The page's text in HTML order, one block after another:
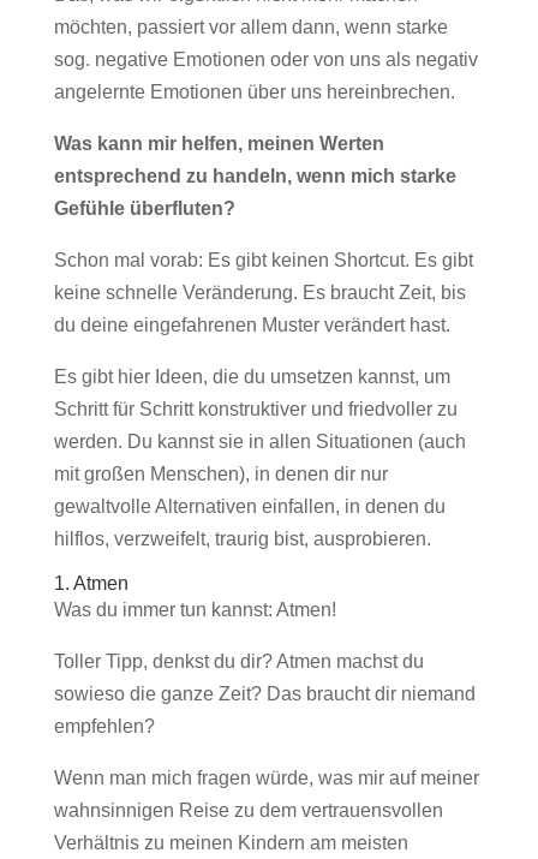
möchten, passiert vor allem dann, wenn starke
sog. negative Emotionen oder von uns als negativ
angelernte Emotionen über uns hereinbrechen.
Was kann mir helfen, meinen Werten
entsprechend zu handeln, wenn mich starke
Gefühle überfluten?
Schon mal vorab: Es gibt keinen Shortcut. Es gibt
keine schnelle Veränderung. Es braucht Zeit, bis
du deine eingefahrenen Muster verändert hast.
Es gibt hier Ideen, die du umsetzen kannst, um
Schritt für Schritt konstruktiver und friedvoller zu
werden. Du kannst sie in allen Situationen (auch
mit großen Menschen), in denen dir nur
gewaltvolle Alternativen einfallen, in denen du
hilflos, verzweifelt, traurig bist, ausprobieren.
1. Atmen
Was du immer tun kannst: Atmen!
Toller Tipp, denkst du dir? Atmen machst du
sowieso die ganze Zeit? Das braucht dir niemand
empfehlen?
Wenn man mich fragen würde, was mir auf meiner
wahnsinnigen Reise zu dem vertrauensvollen
Verhältnis zu meinen Kindern am meisten